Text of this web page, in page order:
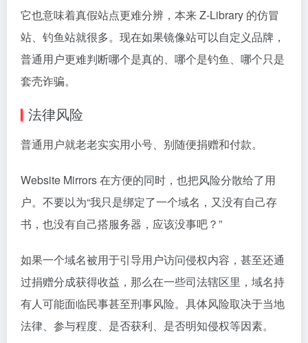
它也意味着真假站点更难分辨，本来 Z-Library 的仿冒
站、钓鱼站就很多。现在如果镜像站可以自定义品牌，
普通用户更难判断哪个是真的、哪个是钓鱼、哪个只是
套壳诈骗。
法律风险
普通用户就老老实实用小号、别随便捐赠和付款。
Website Mirrors 在方便的同时，也把风险分散给了用
户。不要以为“我只是绑定了一个域名，又没有自己存
书，也没有自己搭服务器，应该没事吧？”
如果一个域名被用于引导用户访问侵权内容，甚至还通
过捐赠分成获得收益，那么在一些司法辖区里，域名持
有人可能面临民事甚至刑事风险。具体风险取决于当地
法律、参与程度、是否获利、是否明知侵权等因素。